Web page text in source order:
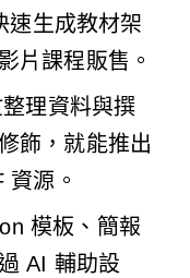
速生成教材架
片課程販售。
整理資料與撰
飾，就能推出
資源。
模板、簡報
AI 輔助設